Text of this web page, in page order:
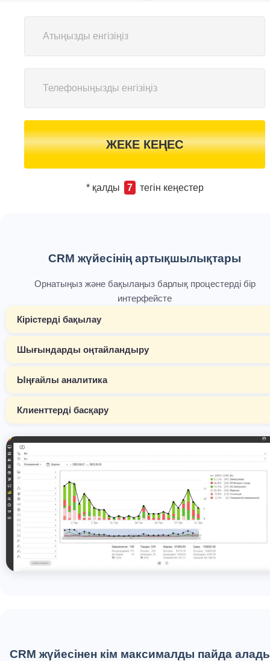
ЖЕКЕ КЕҢЕС
* қалды 7 тегін кеңестер
CRM жүйесінің артықшылықтары
Орнатыңыз және бақылаңыз барлық процестерді бір
интерфейсте
Кірістерді бақылау
Шығындарды оңтайландыру
Ыңғайлы аналитика
Клиенттерді басқару
CRM жүйесінен кім максималды пайда